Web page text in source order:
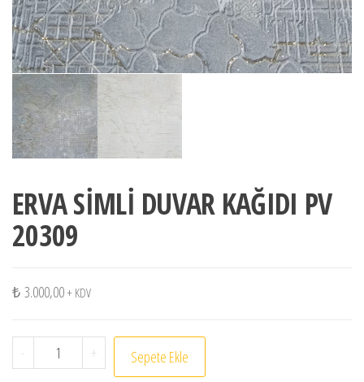
ERVA SİMLİ DUVAR KAĞIDI PV
20309
₺ 3.000,00 + KDV
- ERVA SİMLİ DUVAR KAĞIDI PV 20309 adet
+ Sepete Ekle